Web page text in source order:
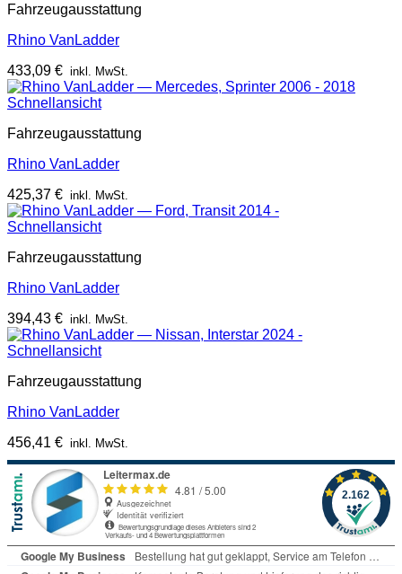
Fahrzeugausstattung
Rhino VanLadder
433,09 € inkl. MwSt.
Schnellansicht
Fahrzeugausstattung
Rhino VanLadder
425,37 € inkl. MwSt.
Schnellansicht
Fahrzeugausstattung
Rhino VanLadder
394,43 € inkl. MwSt.
Schnellansicht
Fahrzeugausstattung
Rhino VanLadder
456,41 € inkl. MwSt.